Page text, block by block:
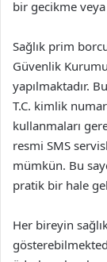
bir gecikme
Sağlık prim
Güvenlik
yapılmaktadır.
T.C. kimlik
kullanmaları
resmi SMS
mümkün. Bu
pratik bir hale
Her bireyin